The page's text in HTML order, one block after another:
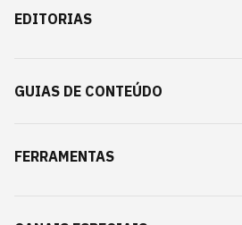
EDITORIAS
GUIAS DE CONTEÚDO
FERRAMENTAS